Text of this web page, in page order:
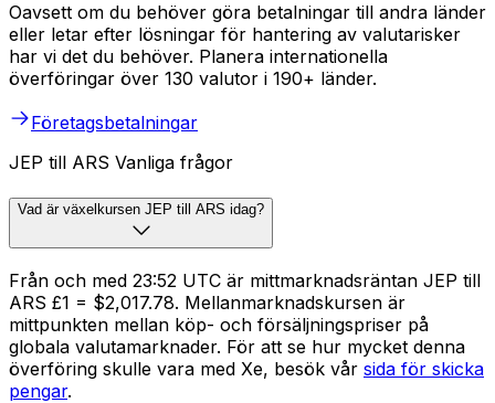
Oavsett om du behöver göra betalningar till andra länder
eller letar efter lösningar för hantering av valutarisker
har vi det du behöver. Planera internationella
överföringar över 130 valutor i 190+ länder.
Företagsbetalningar
JEP till ARS Vanliga frågor
Vad är växelkursen JEP till ARS idag?
Från och med 23:52 UTC är mittmarknadsräntan JEP till
ARS £1 = $2,017.78. Mellanmarknadskursen är
mittpunkten mellan köp- och försäljningspriser på
globala valutamarknader. För att se hur mycket denna
överföring skulle vara med Xe, besök vår sida för skicka
pengar.